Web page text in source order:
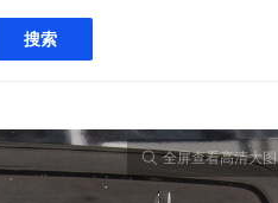
搜索
全屏查看高清大图